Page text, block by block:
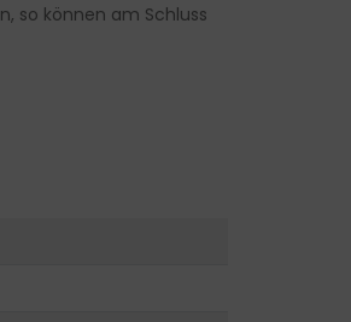
so können am Schluss